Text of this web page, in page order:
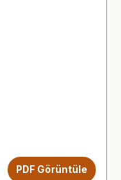
PDF Görüntüle